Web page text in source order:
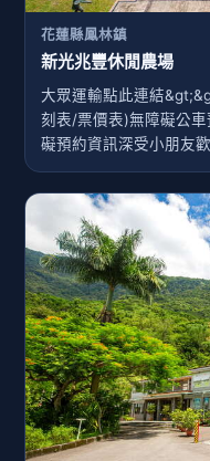
花蓮縣鳳林鎮
新光兆豐休閒農場
大眾運輸點此連結
刻表/票價表)無障礙公
礙預約資訊深受小朋友
遊樂設施、放牧區、生
孔雀在農場中漫步，並
遼闊的青青草原可以讓
放戲水區，還能令大人
光。被群山圍繞的兆豐
休閒渡假農場，鮮美的
的奶酪、鮮奶冰淇淋，
甜點、看乳牛之外，這
呈現不同風情的花海，
閒活動。沿著農場中的